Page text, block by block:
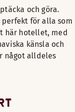
och göra.
för alla som
här hotellet, med
känsla och
något alldeles